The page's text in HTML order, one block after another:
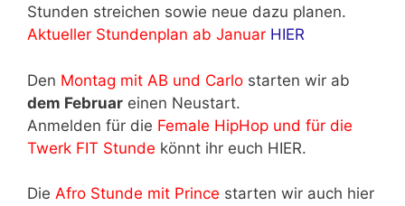
Stunden streichen sowie neue dazu planen.
Aktueller Stundenplan ab Januar HIER
Den Montag mit AB und Carlo starten wir ab
dem Februar einen Neustart.
Anmelden für die Female HipHop und für die
Twerk FIT Stunde könnt ihr euch HIER.
Die Afro Stunde mit Prince starten wir auch hier